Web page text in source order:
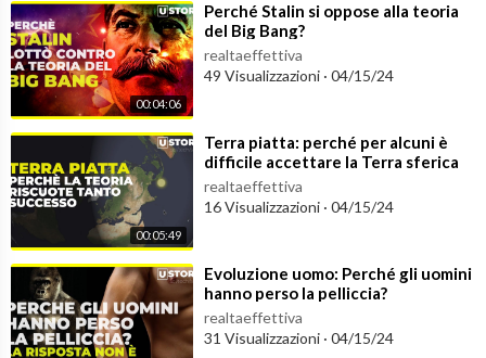
00:04:06
⁣Perché Stalin si oppose alla teoria
del Big Bang?
realtaeffettiva
49 Visualizzazioni · 04/15/24
00:05:49
⁣Terra piatta: perché per alcuni è
difficile accettare la Terra sferica
realtaeffettiva
16 Visualizzazioni · 04/15/24
⁣Evoluzione uomo: Perché gli uomini
hanno perso la pelliccia?
realtaeffettiva
31 Visualizzazioni · 04/15/24